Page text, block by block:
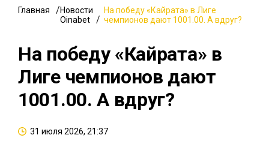
Главная
Новости
Oinabet
На победу «Кайрата» в Лиге
чемпионов дают 1001.00. А вдруг?
На победу «Кайрата» в
Лиге чемпионов дают
1001.00. А вдруг?
31 июля 2026, 21:37